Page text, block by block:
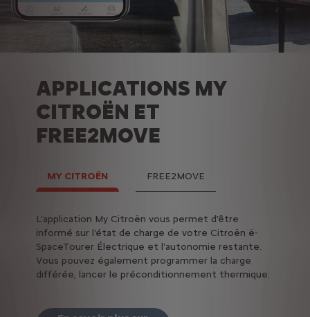
APPLICATIONS MY
CITROËN ET
FREE2MOVE
L'application My Citroën vous permet d'être
informé sur l'état de charge de votre Citroën ë-
SpaceTourer Électrique et l'autonomie restante.
Vous pouvez également programmer la charge
différée, lancer le préconditionnement thermique.
MY CITROËN FREE2MOVE